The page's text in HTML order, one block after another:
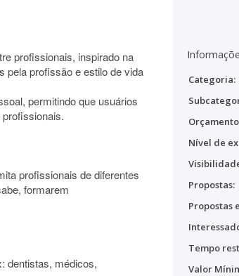
profissionais, inspirado na
pela profissão e estilo de vida
permitindo que usuários
profissionais de diferentes
formarem
dentistas, médicos,
Categoria:
Nível de
Propostas:
Propostas
Tempo
Valor